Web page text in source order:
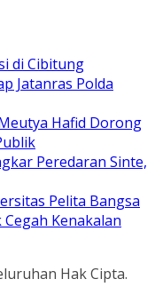
di Cibitung
Jatanras Polda
Hafid Dorong
Peredaran Sinte,
Pelita Bangsa
Kenakalan
Hak Cipta.